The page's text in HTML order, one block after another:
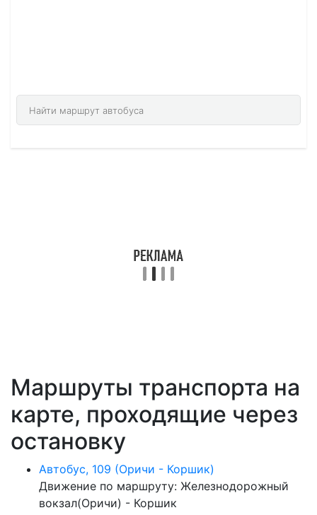
Маршруты транспорта на
карте, проходящие через
остановку
Автобус, 109 (Оричи - Коршик)
Движение по маршруту: Железнодорожный
вокзал(Оричи) - Коршик